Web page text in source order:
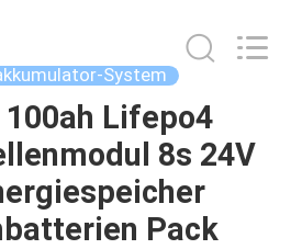
System
Lifepo4
8s 24V
Pack